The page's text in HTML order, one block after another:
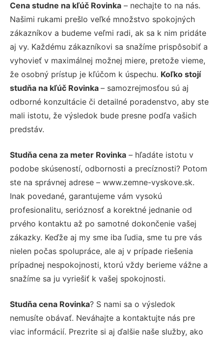
Cena studne na kľúč Rovinka – nechajte to na nás.
Našimi rukami prešlo veľké množstvo spokojných
zákazníkov a budeme veľmi radi, ak sa k nim pridáte
aj vy. Každému zákazníkovi sa snažíme prispôsobiť a
vyhovieť v maximálnej možnej miere, pretože vieme,
že osobný prístup je kľúčom k úspechu. Koľko stojí
studňa na kľúč Rovinka – samozrejmosťou sú aj
odborné konzultácie či detailné poradenstvo, aby ste
mali istotu, že výsledok bude presne podľa vašich
predstáv.
Studňa cena za meter Rovinka – hľadáte istotu v
podobe skúseností, odbornosti a precíznosti? Potom
ste na správnej adrese – www.zemne-vyskove.sk.
Inak povedané, garantujeme vám vysokú
profesionalitu, serióznosť a korektné jednanie od
prvého kontaktu až po samotné dokončenie vašej
zákazky. Keďže aj my sme iba ľudia, sme tu pre vás
nielen počas spolupráce, ale aj v prípade riešenia
prípadnej nespokojnosti, ktorú vždy berieme vážne a
snažíme sa ju vyriešiť k vašej spokojnosti.
Studňa cena Rovinka? S nami sa o výsledok
nemusíte obávať. Neváhajte a kontaktujte nás pre
viac informácií. Prezrite si aj ďalšie naše služby, ako